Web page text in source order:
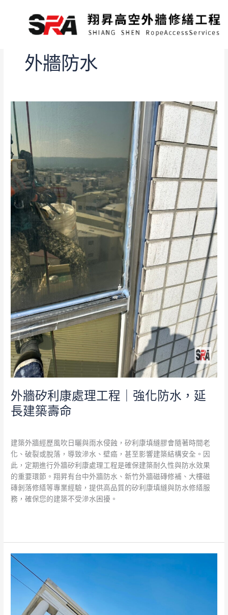
外牆防水
外牆矽利康處理工程｜強化防水，延
長建築壽命
建築外牆經歷風吹日曬與雨水侵蝕，矽利康填縫膠會隨著時間老
化、破裂或脫落，導致滲水、壁癌，甚至影響建築結構安全。因
此，定期進行外牆矽利康處理工程是確保建築耐久性與防水效果
的重要環節。翔昇有台中外牆防水、新竹外牆磁磚修補、大樓磁
磚剝落修繕等專業經驗，提供高品質的矽利康填縫與防水修繕服
務，確保您的建築不受滲水困擾。
外
牆
矽
利
康
處
理
工
程
｜
強
化
防
水，
延
長
建
築
壽
命
外
防